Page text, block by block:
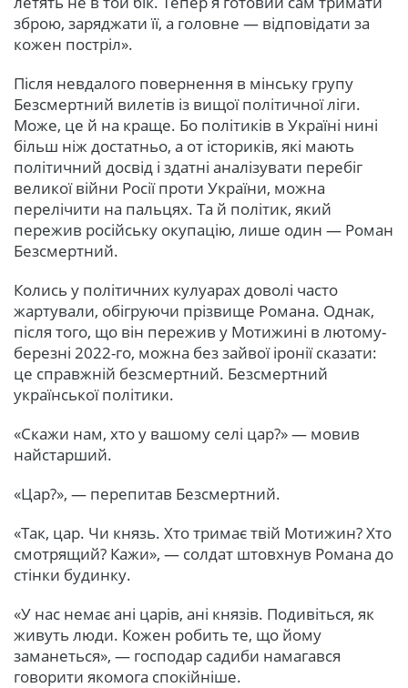
зброю, заряджати її, а головне — відповідати за
кожен постріл».
Після невдалого повернення в мінську групу
Безсмертний вилетів із вищої політичної ліги.
Може, це й на краще. Бо політиків в Україні нині
більш ніж достатньо, а от істориків, які мають
політичний досвід і здатні аналізувати перебіг
великої війни Росії проти України, можна
перелічити на пальцях. Та й політик, який
пережив російську окупацію, лише один — Роман
Безсмертний.
Колись у політичних кулуарах доволі часто
жартували, обігруючи прізвище Романа. Однак,
після того, що він пережив у Мотижині в лютому-
березні 2022-го, можна без зайвої іронії сказати:
це справжній безсмертний. Безсмертний
української політики.
«Скажи нам, хто у вашому селі цар?» — мовив
найстарший.
«Цар?», — перепитав Безсмертний.
«Так, цар. Чи князь. Хто тримає твій Мотижин? Хто
смотрящий? Кажи», — солдат штовхнув Романа до
стінки будинку.
«У нас немає ані царів, ані князів. Подивіться, як
живуть люди. Кожен робить те, що йому
заманеться», — господар садиби намагався
говорити якомога спокійніше.